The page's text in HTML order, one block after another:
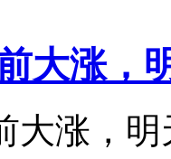
大涨，
大涨，